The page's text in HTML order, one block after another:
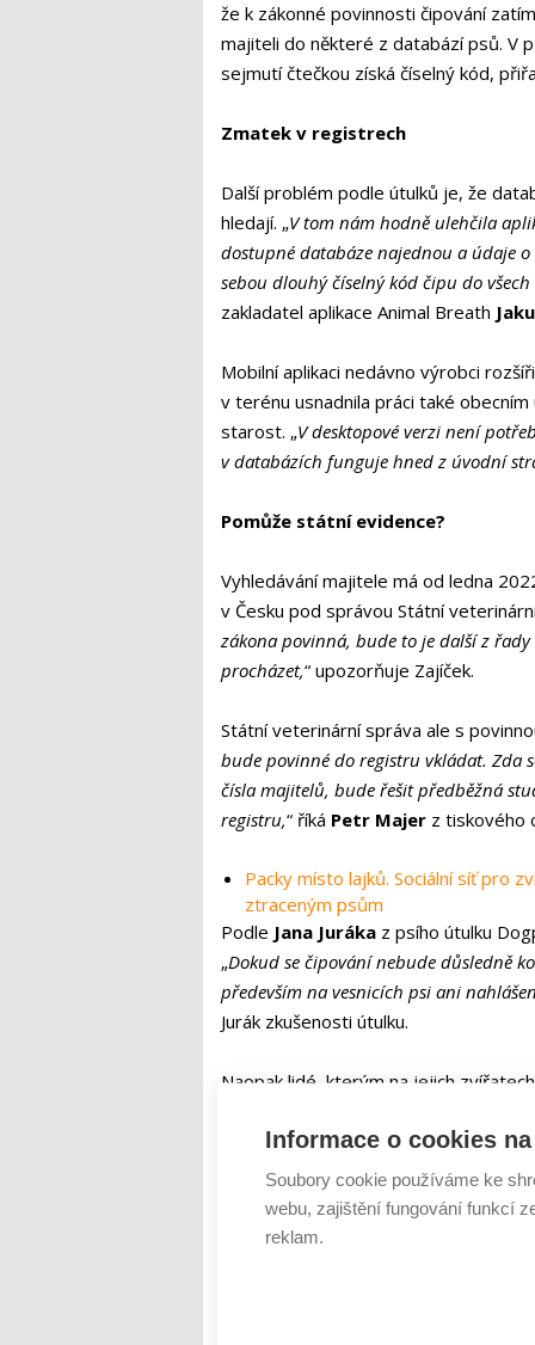
že k zákonné povinnosti čipování
majiteli do některé z databází psů. V
sejmutí čtečkou získá číselný kód,
Zmatek v registrech
Další problém podle útulků je, že
hledají. „V tom nám hodně ulehčila
dostupné databáze najednou a údaje
sebou dlouhý číselný kód čipu do
zakladatel aplikace Animal Breath
Mobilní aplikaci nedávno výrobci
v terénu usnadnila práci také
starost. „V desktopové verzi není
v databázích funguje hned z úvodní
Pomůže státní evidence?
Vyhledávání majitele má od ledna
v Česku pod správou Státní
zákona povinná, bude to je další z
procházet,“ upozorňuje Zajíček.
Státní veterinární správa ale s
bude povinné do registru vkládat. Zda
čísla majitelů, bude řešit předběžná
registru,“ říká Petr Majerz tiskového
Packy místo lajků. Sociální síť pro
ztraceným psům
Podle Jana Jurákaz psího útulku
„Dokud se čipování nebude důsledně
především na vesnicích psi ani
Jurák zkušenosti útulku.
Naopak lidé, kterým na jejich
v případě ztráty ulehčili odchytovým
věci ověřit si přes aplikaci Animal
Černá.
Informace o cookies
Soubory cookie používáme ke
webu, zajištění fungování funkcí
reklam.